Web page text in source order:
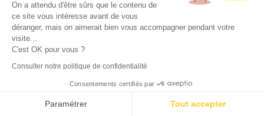
Expérience25 ans
Niveau d'études
On a attendu d'être sûrs que le contenu de
ce site vous intéresse avant de vous
déranger, mais on aimerait bien vous accompagner pendant votre
visite...
C'est OK pour vous ?
Consulter notre politique de confidentialité
Consentements certifiés par
Paramétrer Tout accepter